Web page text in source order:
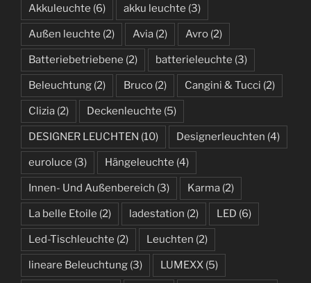
Akkuleuchte (6) akku leuchte (3)
Außen leuchte (2) Avia (2) Avro (2)
Batteriebetriebene (2) batterieleuchte (3)
Beleuchtung (2) Bruco (2) Cangini & Tucci (2)
Clizia (2) Deckenleuchte (5)
DESIGNER LEUCHTEN (10) Designerleuchten (4)
euroluce (3) Hängeleuchte (4)
Innen- Und Außenbereich (3) Karma (2)
La belle Etoile (2) ladestation (2) LED (6)
Led-Tischleuchte (2) Leuchten (2)
lineare Beleuchtung (3) LUMEXX (5)